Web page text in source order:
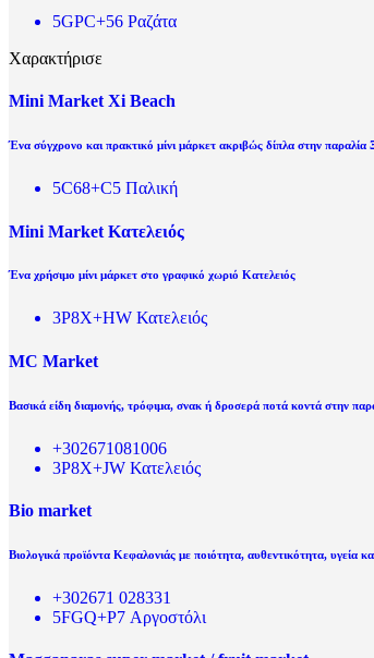
5GPC+56 Ραζάτα
Χαρακτήρισε
Mini Market Xi Beach
Ένα σύγχρονο και πρακτικό μίνι μάρκετ ακριβώς δίπλα στην παραλία
5C68+C5 Παλική
Mini Market Κατελειός
Ένα χρήσιμο μίνι μάρκετ στο γραφικό χωριό Κατελειός
3P8X+HW Κατελειός
MC Market
Βασικά είδη διαμονής, τρόφιμα, σνακ ή δροσερά ποτά κοντά στην
+302671081006
3P8X+JW Κατελειός
Bio market
Βιολογικά προϊόντα Κεφαλονιάς με ποιότητα, αυθεντικότητα, υγεία
+302671 028331
5FGQ+P7 Αργοστόλι